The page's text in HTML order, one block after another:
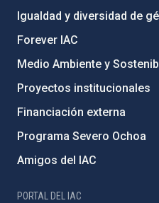
Igualdad y diversidad de
Forever IAC
Medio Ambiente y
Proyectos institucionales
Financiación externa
Programa Severo Ochoa
Amigos del IAC
PORTAL DEL IAC